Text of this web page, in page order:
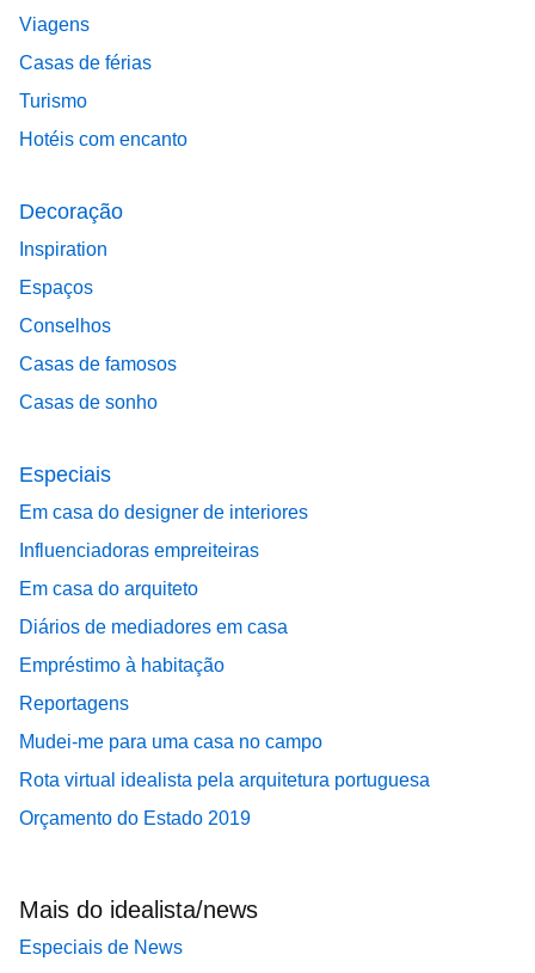
Viagens
Casas de férias
Turismo
Hotéis com encanto
Decoração
Inspiration
Espaços
Conselhos
Casas de famosos
Casas de sonho
Especiais
Em casa do designer de interiores
Influenciadoras empreiteiras
Em casa do arquiteto
Diários de mediadores em casa
Empréstimo à habitação
Reportagens
Mudei-me para uma casa no campo
Rota virtual idealista pela arquitetura portuguesa
Orçamento do Estado 2019
Mais do idealista/news
Especiais de News